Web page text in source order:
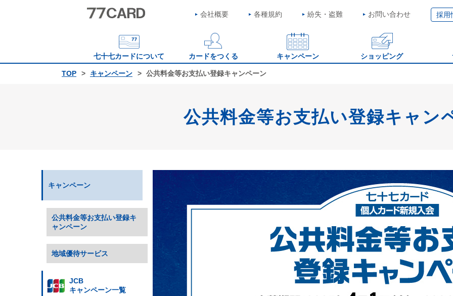
採用
会社概要 各種規約 紛失・盗難 お問い合わせ
七十七カードについて カードをつくる キャンペーン ショッピング
TOP キャンペーン 公共料金等お支払い登録キャンペーン
公共料金等お支払い登録キャン
キャンペーン
公共料金等お支払い登録キ
ャンペーン
地域優待サービス
JCB
キャンペーン一覧